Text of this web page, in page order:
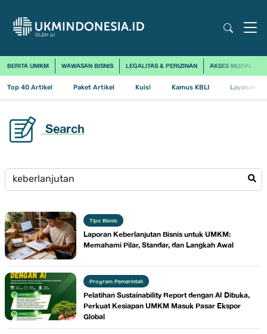
BERITA UMKM WAWASAN BISNIS LEGALITAS & PERIZINAN AKSES MODAL
Top 40 Artikel Paket Artikel Kuis! Kamus KBLI Layanan
Search
Tips Bisnis
Laporan Keberlanjutan Bisnis untuk UMKM:
Memahami Pilar, Standar, dan Langkah Awal
Program Pemerintah
Pelatihan Sustainability Report dengan AI Dibuka,
Perkuat Kesiapan UMKM Masuk Pasar Ekspor
Global